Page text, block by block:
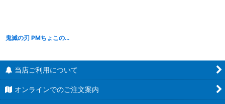
鬼滅の刃 PMちょこのせフィギュア 冨岡義勇 【柱合会議】
当店ご利用について
オンラインでのご注文案内